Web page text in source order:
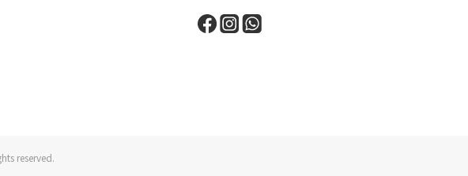
reserved.